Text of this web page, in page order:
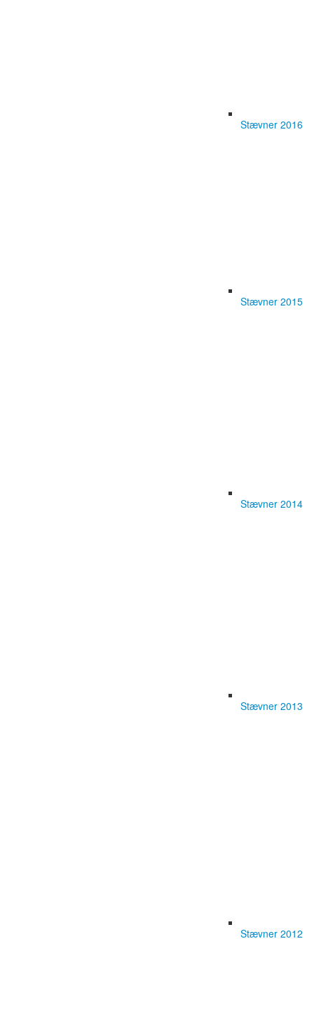
Stævner 2016
Stævner 2015
Stævner 2014
Stævner 2013
Stævner 2012